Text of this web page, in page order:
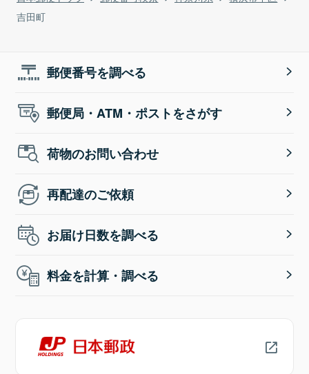
吉田町
郵便番号を調べる
郵便局・ATM・ポストをさがす
荷物のお問い合わせ
再配達のご依頼
お届け日数を調べる
料金を計算・調べる